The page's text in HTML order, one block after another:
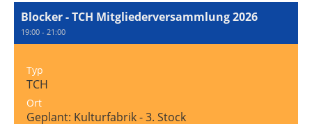
Blocker - TCH Mitgliederversammlung 2026
19:00 - 21:00
Typ
TCH
Ort
Geplant: Kulturfabrik - 3. Stock